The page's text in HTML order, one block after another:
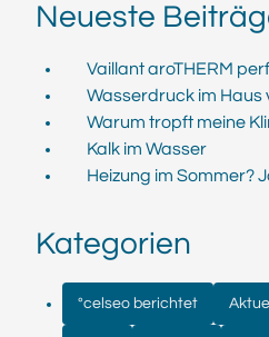
Neueste
Vaillant aroTHERM
Wasserdruck im Haus
Warum tropft meine
Kalk im Wasser
Heizung im Sommer?
Kategorien
°celseo berichtet